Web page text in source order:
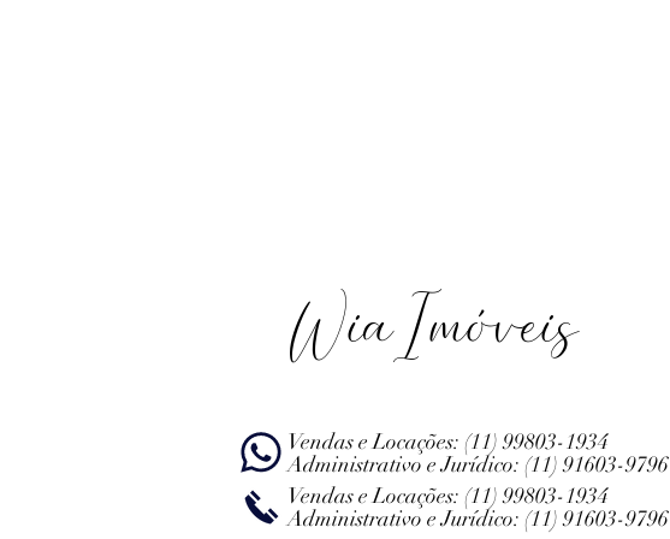
WiaImóveis
Vendas e Locações: (11) 99803-1934
Administrativo e Jurídico: (11)91603-9796
Vendas e Locações: (11) 99803-1934
Administrativo e Jurídico: (11)91603-9796